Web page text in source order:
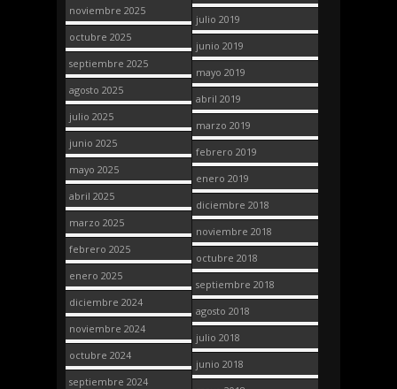
noviembre 2025
octubre 2025
septiembre 2025
agosto 2025
julio 2025
junio 2025
mayo 2025
abril 2025
marzo 2025
febrero 2025
enero 2025
diciembre 2024
noviembre 2024
octubre 2024
septiembre 2024
julio 2019
junio 2019
mayo 2019
abril 2019
marzo 2019
febrero 2019
enero 2019
diciembre 2018
noviembre 2018
octubre 2018
septiembre 2018
agosto 2018
julio 2018
junio 2018